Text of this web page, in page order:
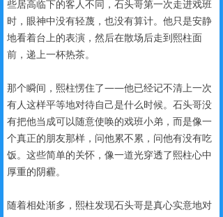
些居高临下的客人不同，石头哥第一次走进戏班
时，眼神中没有轻蔑，也没有算计。他只是安静
地看着台上的表演，然后在散场后走到熙柱面
前，递上一杯热茶。
那个瞬间，熙柱愣住了——他已经记不清上一次
有人这样平等地对待自己是什么时候。石头哥没
有把他当成可以随意使唤的戏班小弟，而是像一
个真正的朋友那样，问他累不累，问他有没有吃
饭。这些简单的关怀，像一道光穿透了熙柱心中
厚重的阴霾。
随着相处渐多，熙柱发现石头哥是真心实意地对